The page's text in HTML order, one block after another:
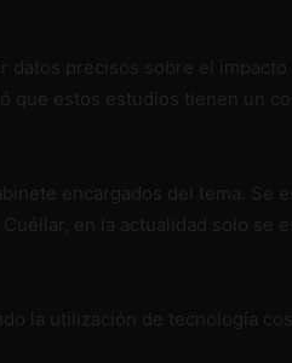
precisos sobre el impacto
que estos estudios tienen un
encargados del tema. Se
en la actualidad solo se
la utilización de tecnología